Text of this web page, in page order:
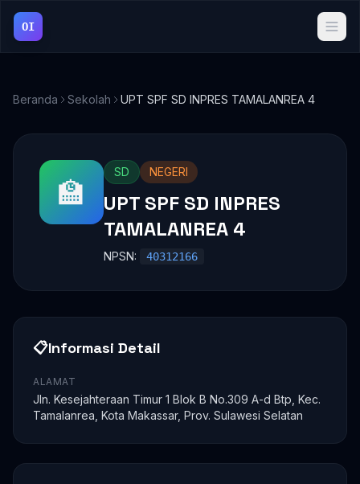
OI
Beranda Sekolah UPT SPF SD INPRES TAMALANREA 4
🏫
SD NEGERI
UPT SPF SD INPRES
TAMALANREA 4
NPSN: 40312166
📋Informasi Detail
ALAMAT
Jln. Kesejahteraan Timur 1 Blok B No.309 A-d Btp, Kec.
Tamalanrea, Kota Makassar, Prov. Sulawesi Selatan